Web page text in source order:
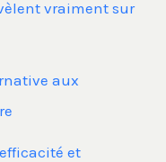
vraiment sur
aux
et